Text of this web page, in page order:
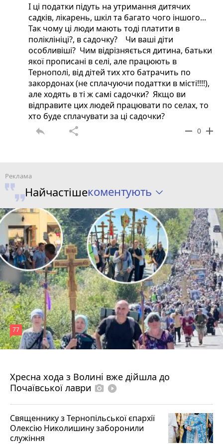
І ці податки підуть на утримання дитячих
садків, лікарень, шкіл та багато чого іншого...
Так чому ці люди мають тоді платити в
поліклініці?, в садочку? Чи ваші діти
особливіші? Чим відрізняється дитина, батьки
якої прописані в селі, але працюють в
Тернополі, від дітей тих хто батрачить по
закордонах (не сплачуючи податтки в місті!!!!),
але ходять в ті ж самі садочки? Якщо ви
відправите цих людей працювати по селах, то
хто буде сплачувати за ці садочки?
reply share remove 0 add
Найчастішекоментують
Хресна хода з Волині вже дійшла до
Почаївської лаври photo_camera play_circle_filled
77
Священнику з Тернопільської єпархії
Олексію Николишину заборонили
служіння